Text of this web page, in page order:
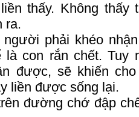
thấy. Không thấy
ra.
người phải khéo
con rắn chết. Tuy
được, sẽ khiến
liền được sống lại.
đường chớ đập